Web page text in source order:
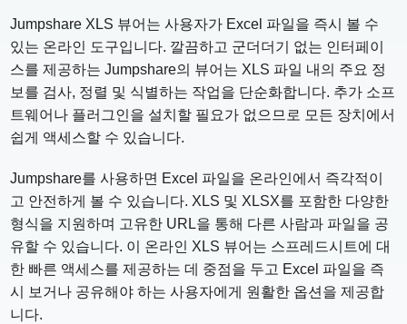
Jumpshare XLS 뷰어는 사용자가 Excel 파일을 즉시 볼 수
있는 온라인 도구입니다. 깔끔하고 군더더기 없는 인터페이
스를 제공하는 Jumpshare의 뷰어는 XLS 파일 내의 주요 정
보를 검사, 정렬 및 식별하는 작업을 단순화합니다. 추가 소프
트웨어나 플러그인을 설치할 필요가 없으므로 모든 장치에서
쉽게 액세스할 수 있습니다.
Jumpshare를 사용하면 Excel 파일을 온라인에서 즉각적이
고 안전하게 볼 수 있습니다. XLS 및 XLSX를 포함한 다양한
형식을 지원하며 고유한 URL을 통해 다른 사람과 파일을 공
유할 수 있습니다. 이 온라인 XLS 뷰어는 스프레드시트에 대
한 빠른 액세스를 제공하는 데 중점을 두고 Excel 파일을 즉
시 보거나 공유해야 하는 사용자에게 원활한 옵션을 제공합
니다.